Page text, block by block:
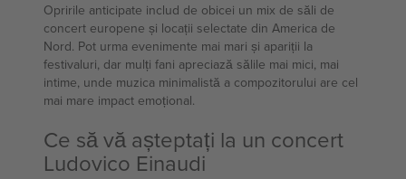
Opririle anticipate includ de obicei un mix de săli de
concert europene și locații selectate din America de
Nord. Pot urma evenimente mai mari și apariții la
festivaluri, dar mulți fani apreciază sălile mai mici, mai
intime, unde muzica minimalistă a compozitorului are cel
mai mare impact emoțional.
Ce să vă așteptați la un concert
Ludovico Einaudi